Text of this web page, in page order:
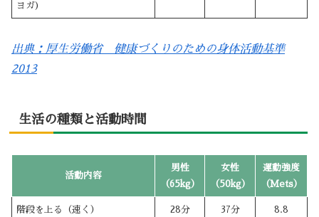
ヨガ)
出典：厚生労働省 健康づくりのための身体活動基準
2013
生活の種類と活動時間
活動内容
男性
（65kg）
女性
（50kg）
運動強度
（Mets）
階段を上る（速く） 28分 37分 8.8